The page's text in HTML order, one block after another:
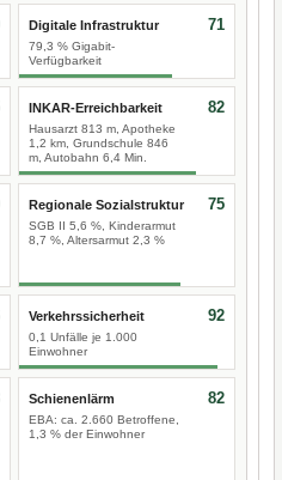
Digitale Infrastruktur
79,3 % Gigabit-
Verfügbarkeit
71
INKAR-Erreichbarkeit
Hausarzt 813 m, Apotheke
1,2 km, Grundschule 846
m, Autobahn 6,4 Min.
82
Regionale Sozialstruktur
SGB II 5,6 %, Kinderarmut
8,7 %, Altersarmut 2,3 %
75
Verkehrssicherheit
0,1 Unfälle je 1.000
Einwohner
92
Schienenlärm
EBA: ca. 2.660 Betroffene,
1,3 % der Einwohner
82